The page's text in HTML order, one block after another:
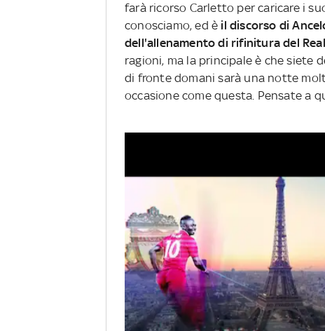
farà ricorso Carletto per caricare i
conosciamo, ed è il discorso di
dell'allenamento di rifinitura del
ragioni, ma la principale è che siete
di fronte domani sarà una notte
occasione come questa. Pensate a